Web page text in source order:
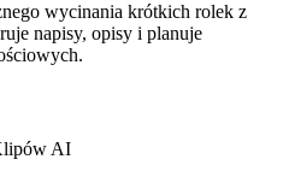
wycinania krótkich rolek z
napisy, opisy i planuje
AI